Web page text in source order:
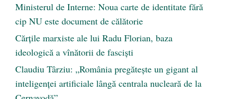
Ministerul de Interne: Noua carte de identitate fără
cip NU este document de călătorie
Cărţile marxiste ale lui Radu Florian, baza
ideologică a vînătorii de fascişti
Claudiu Târziu: „România pregătește un gigant al
inteligenței artificiale lângă centrala nucleară de la